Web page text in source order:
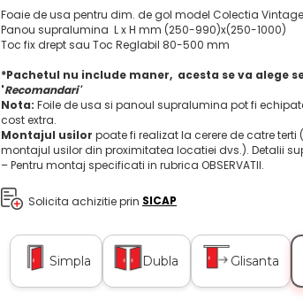
Foaie de usa pentru dim. de gol model Colectia Vintage
Panou supralumina L x H mm (250-990)x(250-1000)
Toc fix drept sau Toc Reglabil 80-500 mm
*Pachetul nu include maner, acesta se va alege
'Recomandari'
Nota: Foile de usa si panoul supralumina pot fi
cost extra.
Montajul usilor poate fi realizat la cerere de catre
montajul usilor din proximitatea locatiei dvs.). Detalii
– Pentru montaj specificati in rubrica OBSERVATII.
Solicita achizitie prin SICAP
Simpla Dubla Glisanta